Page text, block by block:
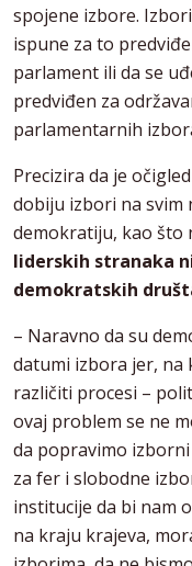
spojene izbore.
ispune za to
parlament ili da se
predviđen za
parlamentarnih
Precizira da je
dobiju izbori na svim
demokratiju, kao što
liderskih stranaka
demokratskih
– Naravno da su
datumi izbora jer,
različiti procesi –
ovaj problem se ne
da popravimo
za fer i slobodne
institucije da bi nam
na kraju krajeva,